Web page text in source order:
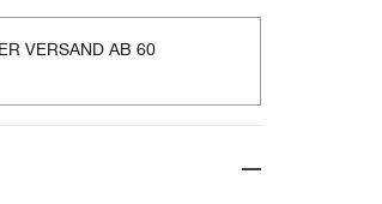
VERSAND AB 60